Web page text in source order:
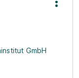
GmbH